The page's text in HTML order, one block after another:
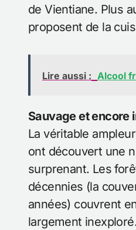
de Vientiane. Plus
proposent de la
Lire aussi : Alcool
Sauvage et encore
La véritable
ont découvert une
surprenant. Les
décennies (la
années) couvrent
largement